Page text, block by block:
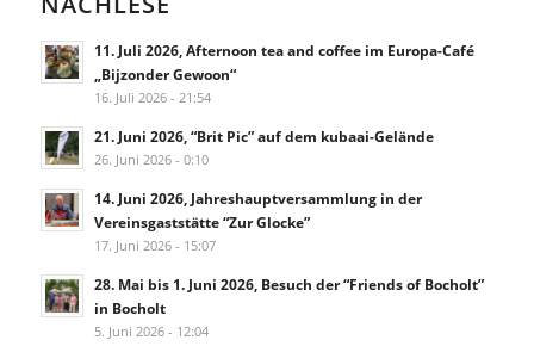
11. Juli 2026, Afternoon tea and coffee im Europa-Café
„Bijzonder Gewoon“
16. Juli 2026 - 21:54
21. Juni 2026, “Brit Pic” auf dem kubaai-Gelände
26. Juni 2026 - 0:10
14. Juni 2026, Jahreshauptversammlung in der
Vereinsgaststätte “Zur Glocke”
17. Juni 2026 - 15:07
28. Mai bis 1. Juni 2026, Besuch der “Friends of Bocholt”
in Bocholt
5. Juni 2026 - 12:04